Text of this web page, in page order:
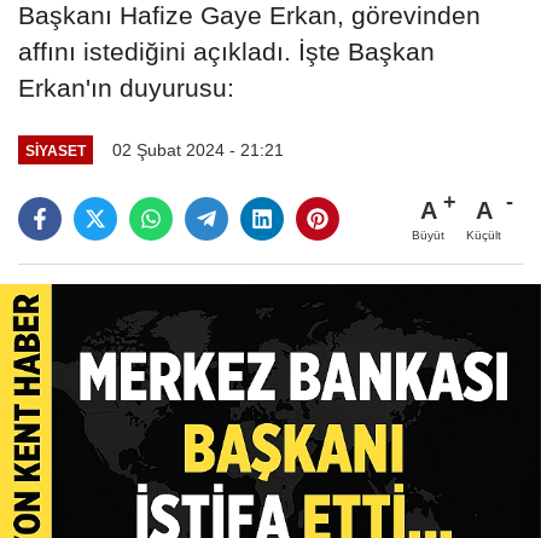
Başkanı Hafize Gaye Erkan, görevinden
affını istediğini açıkladı. İşte Başkan
Erkan'ın duyurusu:
SIYASET 02 Şubat 2024 - 21:21
A
Büyüt
A
Küçült